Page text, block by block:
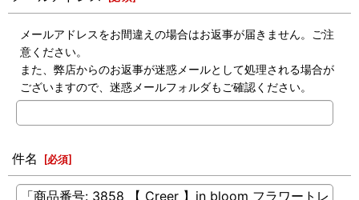
メールアドレスをお間違えの場合はお返事が届きません。ご注
意ください。
また、弊店からのお返事が迷惑メールとして処理される場合が
ございますので、迷惑メールフォルダもご確認ください。
件名 [必須]